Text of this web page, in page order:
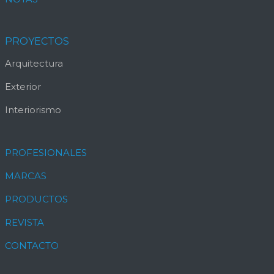
PROYECTOS
Arquitectura
Exterior
Interiorismo
PROFESIONALES
MARCAS
PRODUCTOS
REVISTA
CONTACTO